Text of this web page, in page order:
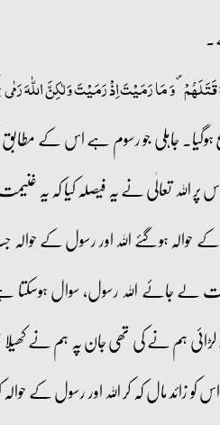
قَتَلَہُمۡ ۪ وَ مَا رَمَیۡتَ اِذۡ رَمَیۡتَ وَ لٰکِنَّ اللّٰہَ رَمٰی
ہوگیا۔ جاہلی جو رسوم ہے اس کے
اس پر اللہ تعالٰی نے یہ فیصلہ کیا کہ
کے حوالہ ہوگئے اللہ اور رسول کے
لے جائے اللہ رسول، سوال
ہم نے کی تھی جان پہ ہم نے کھیلا
مال کہ کر اللہ اور رسول کے